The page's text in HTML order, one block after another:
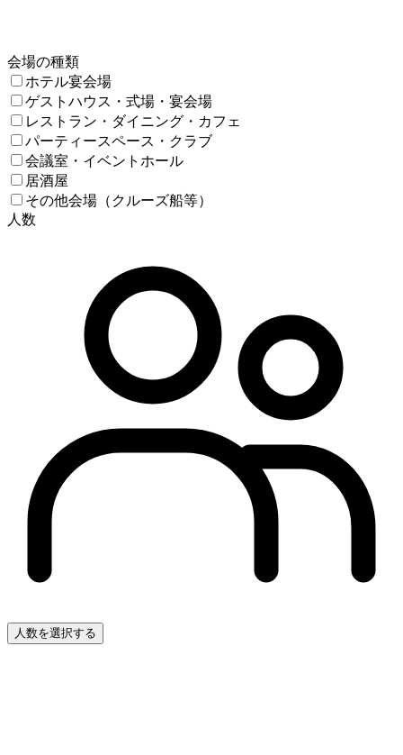
会場の種類
ホテル宴会場
ゲストハウス・式場・宴会場
レストラン・ダイニング・カフェ
パーティースペース・クラブ
会議室・イベントホール
居酒屋
その他会場（クルーズ船等）
人数
人数を選択する